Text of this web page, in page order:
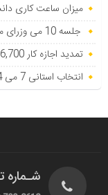
میزان ساعت کاری
جلسه 10 می وزرای مهاجرت استانی و فدرال
تمدید اجازه کار 6,700 مقیم موقت در منیتوبا
انتخاب استانی 7 می 2024 بریتیش کلمبیا